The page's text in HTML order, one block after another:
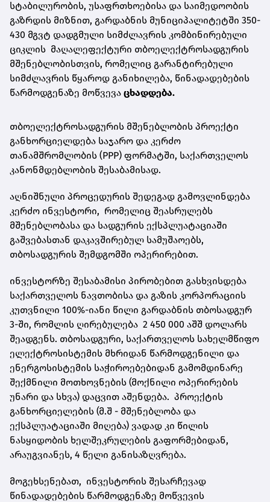
სტაბილურობის, უსაფრთხოებისა და საიმედოობის
გაზრდის მიზნით, გარდაბნის მუნიციპალიტეტში 350-
430 მგვტ დადგმული სიმძლავრის კომბინირებული
ციკლის მაღალეფექტური თბოელექტროსადგურის
მშენებლობისთვის, რომელიც გარანტირებული
სიმძლავრის წყაროდ განიხილება, წინადადებების
წარმოდგენაზე მოწვევა ცხადდება.
თბოელექტროსადგურის მშენებლობის პროექტი
განხორციელდება საჯარო და კერძო
თანამშრომლობის (PPP) ფორმატში, საქართველოს
კანონმდებლობის შესაბამისად.
აღნიშნული პროცედურის შედეგად გამოვლინდება
კერძო ინვესტორი, რომელიც შეასრულებს
მშენებლობასა და სადგურის ექსპლუატაციაში
გაშვებასთან დაკავშირებულ სამუშაოებს,
თბოსადგურის შემდგომში ოპერირებით.
ინვესტორზე შესაბამისი პირობებით გასხვისდება
საქართველოს ნავთობისა და გაზის კორპორაციის
კუთვნილი 100%-იანი წილი გარდაბნის თბოსადგურ
3-ში, რომლის ღირებულება 2 450 000 აშშ დოლარს
შეადგენს. თბოსადგური, საქართველოს სახელმწიფო
ელექტროსისტემის მხრიდან წარმოდგენილი და
ენერგოსისტემის საჭიროებებიდან გამომდინარე
შექმნილი მოთხოვნების (მოქნილი ოპერირების
უნარი და სხვა) დაცვით აშენდება. პროექტის
განხორციელების (მ.შ - მშენებლობა და
ექსპლუატაციაში მიღება) ვადად კი წილის
ნასყიდობის ხელშეკრულების გაფორმებიდან,
არაუგვიანეს, 4 წელი განისაზღვრება.
მოგეხსენებათ, ინვესტორის შესარჩევად
წინადადებების წარმოდგენაზე მოწვევის